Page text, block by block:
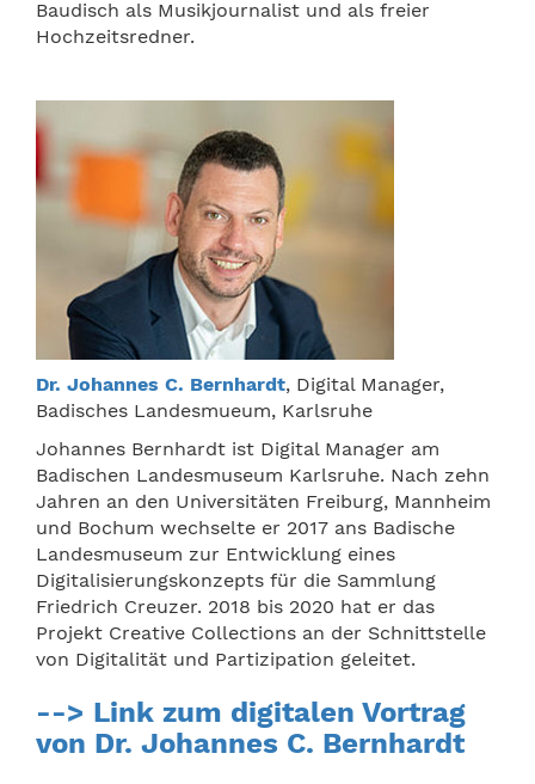
Baudisch als Musikjournalist und als freier
Hochzeitsredner.
Dr. Johannes C. Bernhardt, Digital Manager,
Badisches Landesmueum, Karlsruhe
Johannes Bernhardt ist Digital Manager am
Badischen Landesmuseum Karlsruhe. Nach zehn
Jahren an den Universitäten Freiburg, Mannheim
und Bochum wechselte er 2017 ans Badische
Landesmuseum zur Entwicklung eines
Digitalisierungskonzepts für die Sammlung
Friedrich Creuzer. 2018 bis 2020 hat er das
Projekt Creative Collections an der Schnittstelle
von Digitalität und Partizipation geleitet.
--> Link zum digitalen Vortrag
von Dr. Johannes C. Bernhardt